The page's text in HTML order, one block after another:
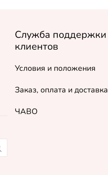
Служба поддержки
клиентов
Условия и положения
Заказ, оплата и доставка
ЧАВО